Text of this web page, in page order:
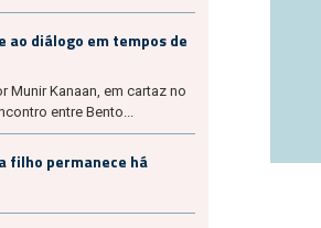
ao diálogo em tempos de
Munir Kanaan, em cartaz no
entre Bento...
filho permanece há